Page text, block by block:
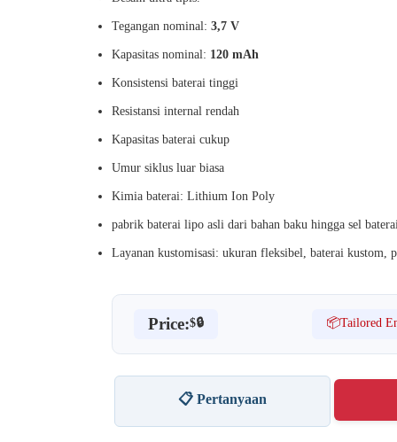
Tegangan nominal: 3,7 V
Kapasitas nominal: 120 mAh
Konsistensi baterai tinggi
Resistansi internal rendah
Kapasitas baterai cukup
Umur siklus luar biasa
Kimia baterai: Lithium Ion Poly
pabrik baterai lipo asli dari bahan baku hingga sel
Layanan kustomisasi: ukuran fleksibel, baterai kustom,
Price:$🔒 📦Tailored
📋 Pertanyaan